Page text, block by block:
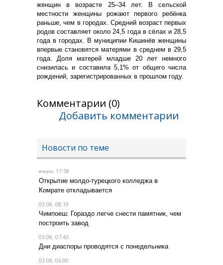
женщин в возрасте 25–34 лет. В сельской
местности женщины рожают первого ребёнка
раньше, чем в городах. Средний возраст первых
родов составляет около 24,5 года в сёлах и 28,5
года в городах. В муниципии Кишинёв женщины
впервые становятся матерями в среднем в 29,5
года. Доля матерей младше 20 лет немного
снизилась и составила 5,1% от общего числа
рождений, зарегистрированных в прошлом году.
Комментарии (0)
Добавить комментарии
Новости по теме
вчера, 17:58
Открытие молдо-турецкого колледжа в
Комрате откладывается
03.08, 08:19
Чимпоеш: Гораздо легче снести памятник, чем
построить завод
03.08, 07:43
Дни диаспоры проводятся с понедельника
03.08, 06:00